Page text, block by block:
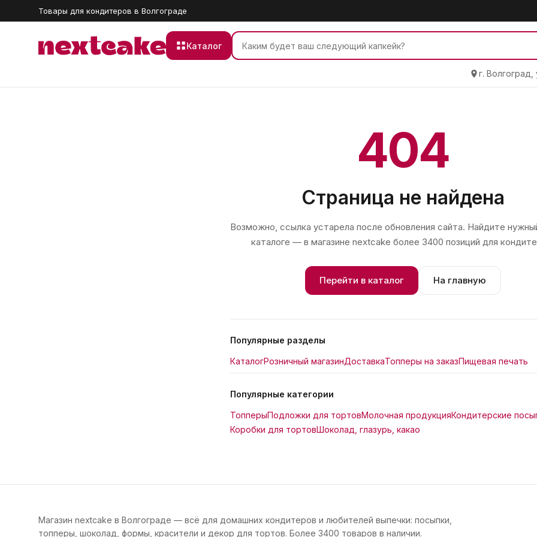
Товары для кондитеров в Волгограде
Каталог
г.
404
Страница не найдена
Возможно, ссылка устарела после обновления сайта. Найдите
каталоге — в магазине nextcake более 3400 позиций для
Перейти в каталог На главную
Популярные разделы
КаталогРозничный магазинДоставкаТопперы на заказПищевая печать
Популярные категории
ТопперыПодложки для тортовМолочная продукцияКондитерские
Коробки для тортовШоколад, глазурь, какао
Магазин nextcake в Волгограде — всё для домашних кондитеров и любителей выпечки: посыпки,
топперы, шоколад, формы, красители и декор для тортов. Более 3400 товаров в наличии.